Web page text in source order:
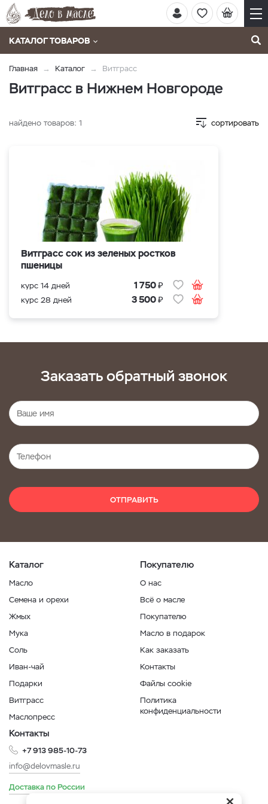
КАТАЛОГ ТОВАРОВ
Главная Каталог Витграсс
Витграсс в Нижнем Новгороде
найдено товаров: 1 сортировать
Витграсс сок из зеленых ростков
пшеницы
курс 14 дней 1 750₽
курс 28 дней 3 500₽
Заказать обратный звонок
ОТПРАВИТЬ
Каталог
Масло
Семена и орехи
Жмых
Мука
Соль
Иван-чай
Подарки
Витграсс
Маслопресс
Покупателю
О нас
Всё о масле
Покупателю
Масло в подарок
Как заказать
Контакты
Файлы cookie
Политика
конфиденциальности
Контакты
+7 913 985-10-73
info@delovmasle.ru
Доставка по России